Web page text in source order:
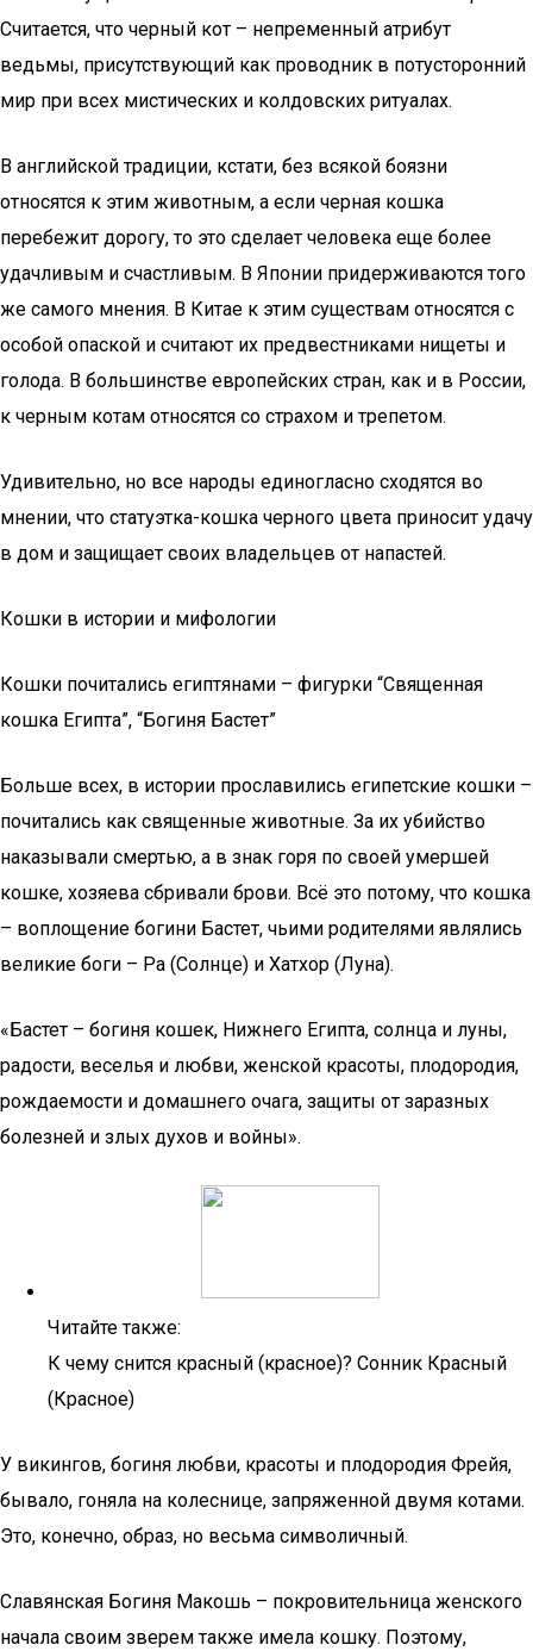
Считается, что черный кот – непременный атрибут
ведьмы, присутствующий как проводник в потусторонний
мир при всех мистических и колдовских ритуалах.
В английской традиции, кстати, без всякой боязни
относятся к этим животным, а если черная кошка
перебежит дорогу, то это сделает человека еще более
удачливым и счастливым. В Японии придерживаются того
же самого мнения. В Китае к этим существам относятся с
особой опаской и считают их предвестниками нищеты и
голода. В большинстве европейских стран, как и в России,
к черным котам относятся со страхом и трепетом.
Удивительно, но все народы единогласно сходятся во
мнении, что статуэтка-кошка черного цвета приносит удачу
в дом и защищает своих владельцев от напастей.
Кошки в истории и мифологии
Кошки почитались египтянами – фигурки “Священная
кошка Египта”, “Богиня Бастет”
Больше всех, в истории прославились египетские кошки –
почитались как священные животные. За их убийство
наказывали смертью, а в знак горя по своей умершей
кошке, хозяева сбривали брови. Всё это потому, что кошка
– воплощение богини Бастет, чьими родителями являлись
великие боги – Ра (Солнце) и Хатхор (Луна).
«Бастет – богиня кошек, Нижнего Египта, солнца и луны,
радости, веселья и любви, женской красоты, плодородия,
рождаемости и домашнего очага, защиты от заразных
болезней и злых духов и войны».
Читайте также:
К чему снится красный (красное)? Сонник Красный
(Красное)
У викингов, богиня любви, красоты и плодородия Фрейя,
бывало, гоняла на колеснице, запряженной двумя котами.
Это, конечно, образ, но весьма символичный.
Славянская Богиня Макошь – покровительница женского
начала своим зверем также имела кошку. Поэтому,